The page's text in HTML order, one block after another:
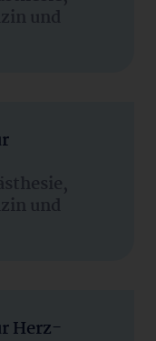
und
und
Herz-